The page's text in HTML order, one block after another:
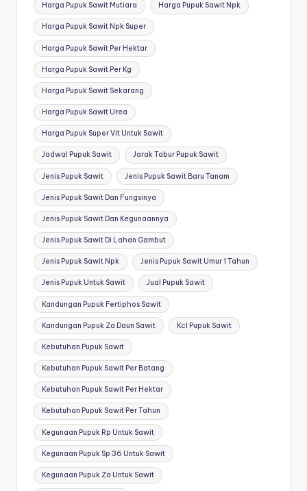
Harga Pupuk Sawit Mutiara Harga Pupuk Sawit Npk
Harga Pupuk Sawit Npk Super
Harga Pupuk Sawit Per Hektar
Harga Pupuk Sawit Per Kg
Harga Pupuk Sawit Sekarang
Harga Pupuk Sawit Urea
Harga Pupuk Super Vit Untuk Sawit
Jadwal Pupuk Sawit Jarak Tabur Pupuk Sawit
Jenis Pupuk Sawit Jenis Pupuk Sawit Baru Tanam
Jenis Pupuk Sawit Dan Fungsinya
Jenis Pupuk Sawit Dan Kegunaannya
Jenis Pupuk Sawit Di Lahan Gambut
Jenis Pupuk Sawit Npk Jenis Pupuk Sawit Umur 1 Tahun
Jenis Pupuk Untuk Sawit Jual Pupuk Sawit
Kandungan Pupuk Fertiphos Sawit
Kandungan Pupuk Za Daun Sawit Kcl Pupuk Sawit
Kebutuhan Pupuk Sawit
Kebutuhan Pupuk Sawit Per Batang
Kebutuhan Pupuk Sawit Per Hektar
Kebutuhan Pupuk Sawit Per Tahun
Kegunaan Pupuk Rp Untuk Sawit
Kegunaan Pupuk Sp 36 Untuk Sawit
Kegunaan Pupuk Za Untuk Sawit